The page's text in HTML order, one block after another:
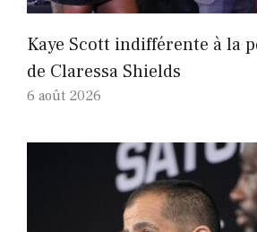
Kaye Scott indifférente à la
de Claressa Shields
6 août 2026